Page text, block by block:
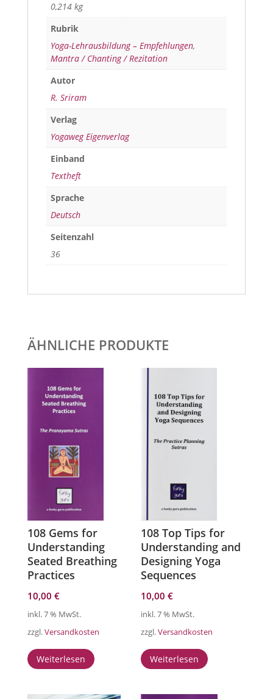
0,214 kg
Rubrik
Yoga-Lehrausbildung – Empfehlungen,
Mantra / Chanting / Rezitation
Autor
R. Sriram
Verlag
Yogaweg Eigenverlag
Einband
Textheft
Sprache
Deutsch
Seitenzahl
36
ÄHNLICHE PRODUKTE
108 Gems for
Understanding
Seated Breathing
Practices
10,00 €
inkl. 7 % MwSt.
zzgl.Versandkosten
Weiterlesen
108 Top Tips for
Understanding and
Designing Yoga
Sequences
10,00€
inkl. 7 % MwSt.
zzgl.Versandkosten
Weiterlesen